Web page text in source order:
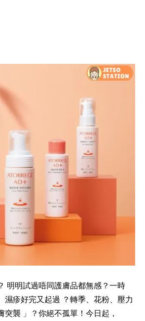
明明試過唔同護膚品都無感？一時
濕疹好完又起過 ？轉季、花粉、壓力
突襲 」？你絕不孤單！今日起，